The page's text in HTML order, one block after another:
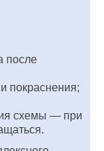
после
покраснения;
схемы — при